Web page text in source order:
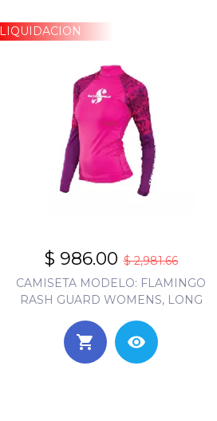
LIQUIDACION
$ 986.00 $ 2,981.66
CAMISETA MODELO: FLAMINGO
RASH GUARD WOMENS, LONG